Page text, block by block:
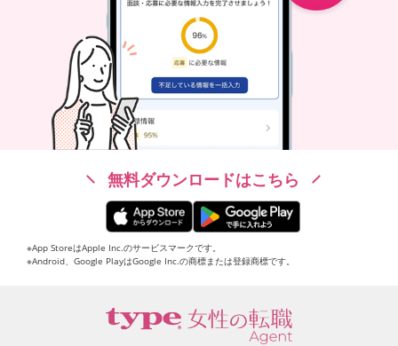
無料ダウンロードはこちら
※App StoreはApple Inc.のサービスマークです。
※Android、Google PlayはGoogle Inc.の商標または登録商標です。